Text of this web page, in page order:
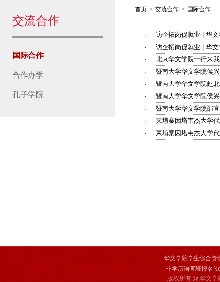
交流合作
国际合作
合作办学
孔子学院
首页 > 交流合作 > 国际合作
·
访企拓岗促就业 | 华
·
访企拓岗促就业 | 华
·
北京华文学院一行来
·
暨南大学华文学院侯
·
暨南大学华文学院赴
·
暨南大学华文学院侯
·
暨南大学华文学院邵
·
柬埔寨因塔韦杰大学
·
柬埔寨因塔韦杰大学
华文学院学生综合管
非学历语言班报名
版权所有 @ 华文